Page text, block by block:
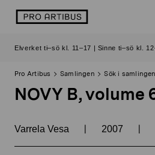
logo
Elverket ti–sö kl. 11–17 | Sinne ti–sö kl.
Pro Artibus Samlingen Sök i samlingen
NOVY B, volume
Varrela Vesa | 2007 |